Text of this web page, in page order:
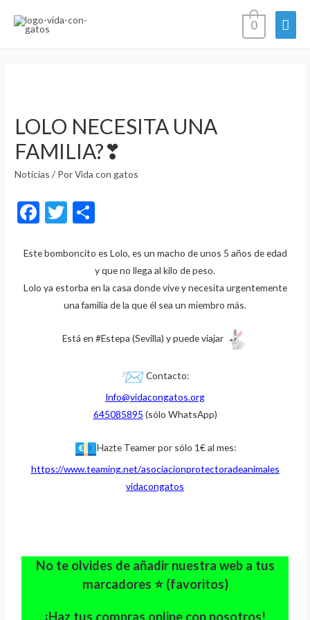
0
LOLO NECESITA UNA
FAMILIA?❣
Noticias / PorVida con gatos
F
e
o
T
itt
er
m
p
ar
r
Este bomboncito es Lolo, es un macho de unos 5 años de edad
y que no llega al kilo de peso.
Lolo ya estorba en la casa donde vive y necesita urgentemente
una familia de la que él sea un miembro más.
Está en #Estepa (Sevilla) y puede viajar
Contacto:
Info@vidacongatos.org
645085895 (sólo WhatsApp)
Hazte Teamer por sólo 1€ al mes:
https://www.teaming.net/asociacionprotectoradeanimales
vidacongatos
No te olvides de añadir nuestra web a tus
marcadores ⭐ (favoritos)
¡Haz tus compras online con nosotros!